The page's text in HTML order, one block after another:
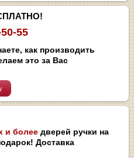
55
как производить
это за Вас
и более дверей ручки на
Доставка